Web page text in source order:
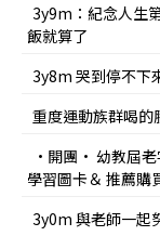
3y9m：紀念人生
飯就算了
3y8m 哭到停不下
重度運動族群喝的
•開團• 幼教屆老
學習圖卡＆ 推薦購
3y0m 與老師一起